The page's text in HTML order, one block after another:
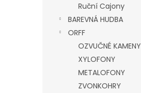
Ruční Cajony
BAREVNÁ HUDBA
ORFF
OZVUČNÉ KAMENY
XYLOFONY
METALOFONY
ZVONKOHRY